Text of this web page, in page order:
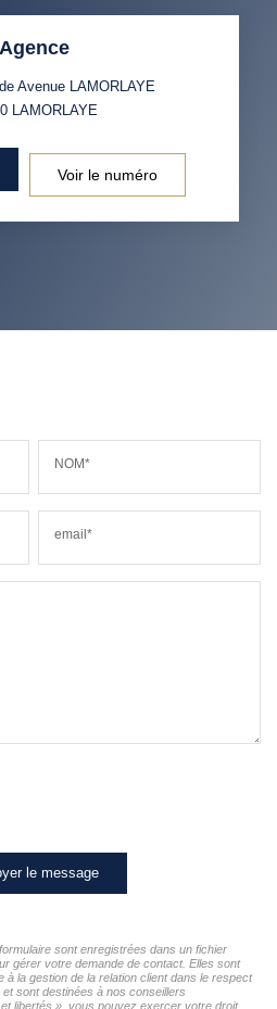
Agence
Avenue LAMORLAYE
LAMORLAYE
Voir le numéro
NOM*
email*
le message
sont enregistrées dans un fichier
gérer votre demande de contact. Elles sont
la gestion de la relation client dans le respect
sont destinées à nos conseillers
libertés », vous pouvez exercer votre droit